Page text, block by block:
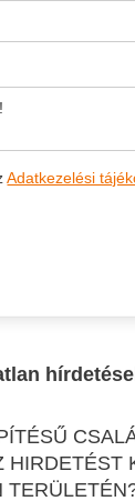
Adatkezelési
HIRDETÉST